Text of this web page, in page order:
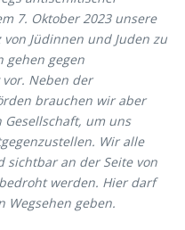
7. Oktober 2023 unsere
Jüdinnen und Juden zu
gehen gegen
Neben der
brauchen wir aber
um uns
Wir alle
sichtbar an der Seite von
werden. Hier darf
Wegsehen geben.